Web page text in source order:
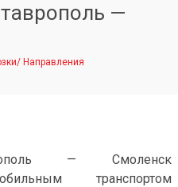
—
/ Направления
— Смоленск
транспортом